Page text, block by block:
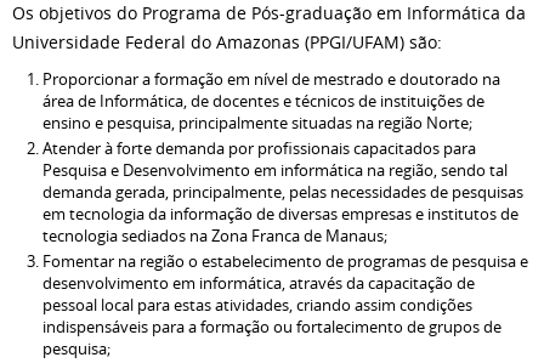
Os objetivos do Programa de Pós-graduação em Informática da
Universidade Federal do Amazonas (PPGI/UFAM) são:
Proporcionar a formação em nível de mestrado e doutorado na
área de Informática, de docentes e técnicos de instituições de
ensino e pesquisa, principalmente situadas na região Norte;
Atender à forte demanda por profissionais capacitados para
Pesquisa e Desenvolvimento em informática na região, sendo tal
demanda gerada, principalmente, pelas necessidades de pesquisas
em tecnologia da informação de diversas empresas e institutos de
tecnologia sediados na Zona Franca de Manaus;
Fomentar na região o estabelecimento de programas de pesquisa e
desenvolvimento em informática, através da capacitação de
pessoal local para estas atividades, criando assim condições
indispensáveis para a formação ou fortalecimento de grupos de
pesquisa;